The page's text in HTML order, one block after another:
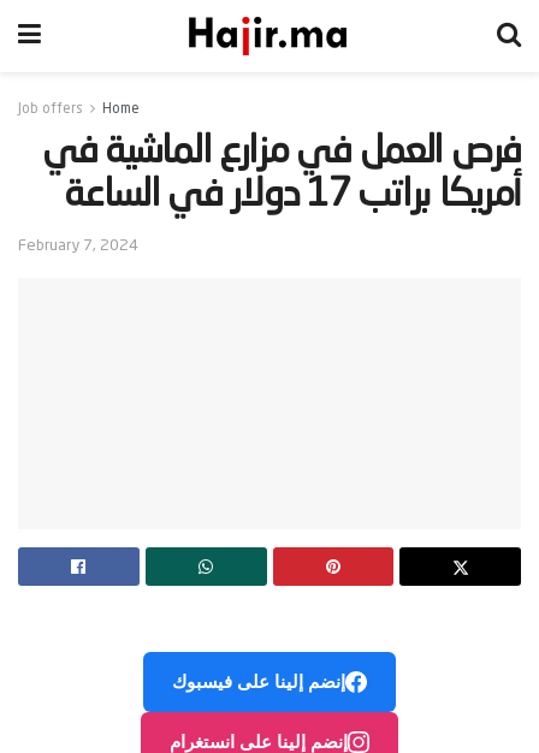
Home
Job offers
‫فرص العمل في مزارع الماشية في
أمريكا براتب 17 دولار في الساعة‬
February 7, 2024
إنضم إلينا على فيسبوك
إنضم إلينا على انستغرام